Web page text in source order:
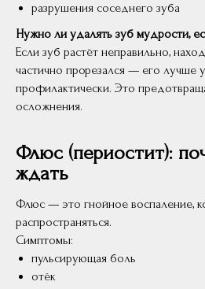
разрушения соседнего зуба
Нужно ли удалять зуб мудрости,
Если зуб растёт неправильно,
частично прорезался — его лучше
профилактически. Это
осложнения.
Флюс (периостит):
ждать
Флюс — это гнойное воспаление,
распространяться.
Симптомы:
пульсирующая боль
отёк